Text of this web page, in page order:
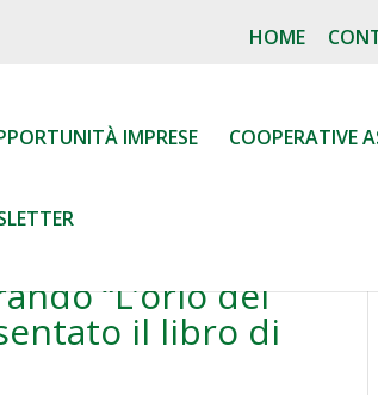
HOME
IMPRESE COOPERATIVE
“L’orlo del
il libro di